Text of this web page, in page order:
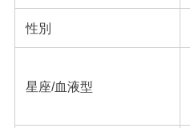
性別
星座/血液型